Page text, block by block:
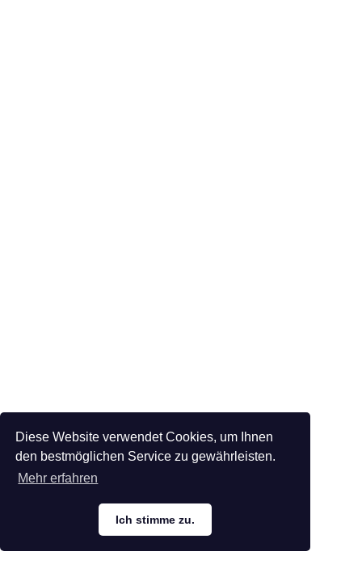
Diese Website verwendet Cookies, um Ihnen
den bestmöglichen Service zu gewährleisten.
Mehr erfahren
Ich stimme zu.